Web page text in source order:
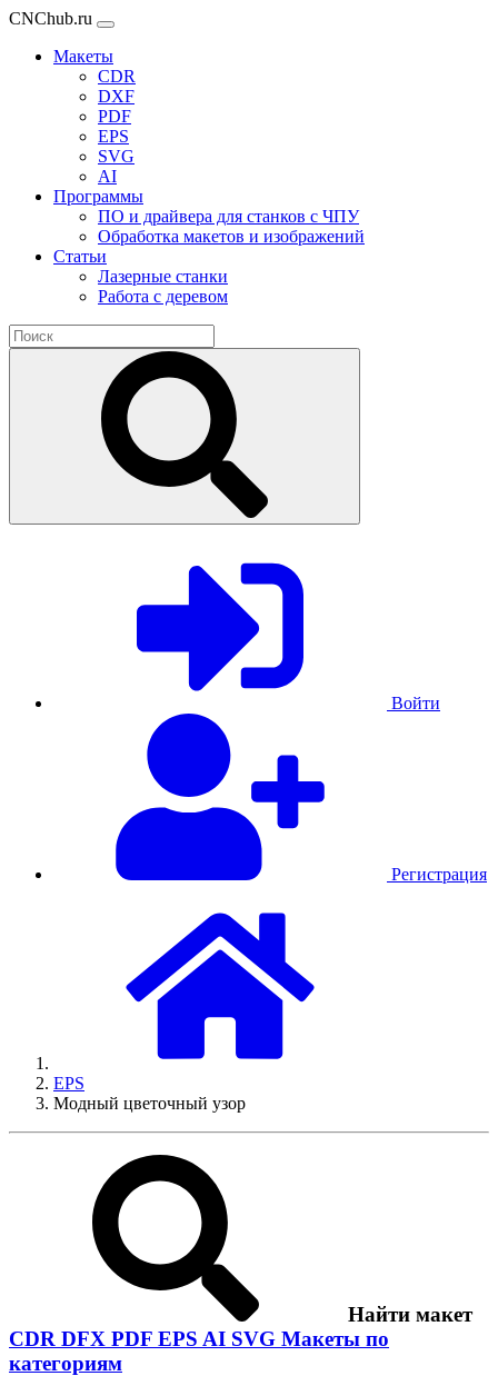
CNChub.ru
Макеты
CDR
DXF
PDF
EPS
SVG
AI
Программы
ПО и драйвера для станков с ЧПУ
Обработка макетов и изображений
Статьи
Лазерные станки
Работа с деревом
Войти
Регистрация
EPS
Модный цветочный узор
Найти макет
CDR DFX PDF EPS AI SVG Макеты по
категориям